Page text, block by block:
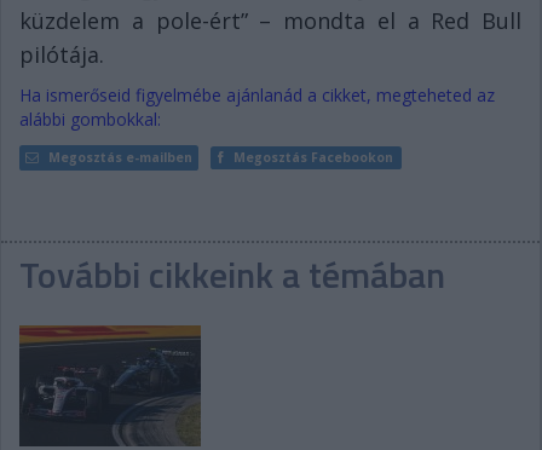
küzdelem a pole-ért” – mondta el a Red Bull
pilótája.
Ha ismerőseid figyelmébe ajánlanád a cikket, megteheted az
alábbi gombokkal:
Megosztás e-mailben Megosztás Facebookon
További cikkeink a témában